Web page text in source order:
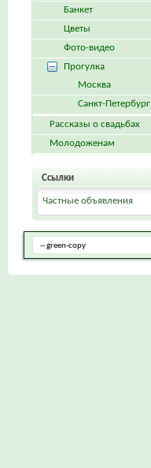
Банкет
Цветы
Фото-видео
Прогулка
Москва
Санкт-Петербург
Рассказы о свадьбах
Молодоженам
Ссылки
Частные объявления